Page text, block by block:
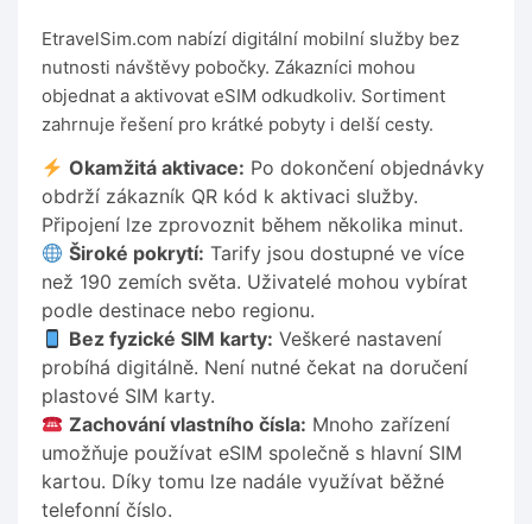
EtravelSim.com nabízí digitální mobilní služby bez
nutnosti návštěvy pobočky. Zákazníci mohou
objednat a aktivovat eSIM odkudkoliv. Sortiment
zahrnuje řešení pro krátké pobyty i delší cesty.
Okamžitá aktivace: Po dokončení objednávky
obdrží zákazník QR kód k aktivaci služby.
Připojení lze zprovoznit během několika minut.
Široké pokrytí: Tarify jsou dostupné ve více
než 190 zemích světa. Uživatelé mohou vybírat
podle destinace nebo regionu.
Bez fyzické SIM karty: Veškeré nastavení
probíhá digitálně. Není nutné čekat na doručení
plastové SIM karty.
Zachování vlastního čísla: Mnoho zařízení
umožňuje používat eSIM společně s hlavní SIM
kartou. Díky tomu lze nadále využívat běžné
telefonní číslo.